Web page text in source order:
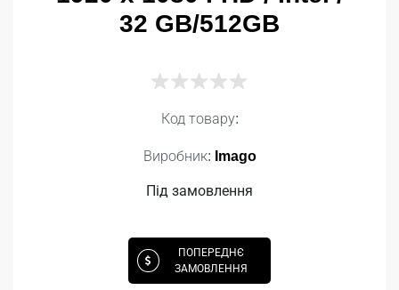
32 GB/512GB
Код товару:
Виробник: Imago
Під замовлення
ПОПЕРЕДНЄ
ЗАМОВЛЕННЯ